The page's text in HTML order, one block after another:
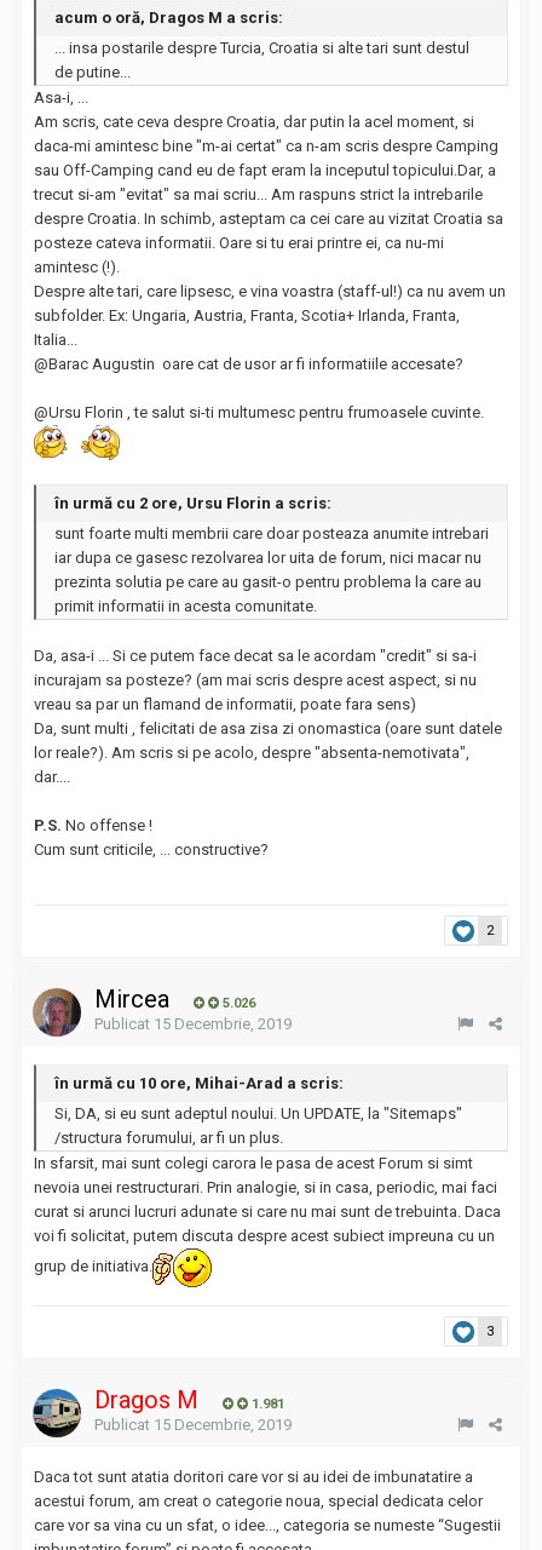
acum o oră, Dragos M a scris:
... insa postarile despre Turcia, Croatia si alte tari sunt destul
de putine...
Asa-i, ...
Am scris, cate ceva despre Croatia, dar putin la acel moment, si
daca-mi amintesc bine "m-ai certat" ca n-am scris despre Camping
sau Off-Camping cand eu de fapt eram la inceputul topicului.Dar, a
trecut si-am "evitat" sa mai scriu... Am raspuns strict la intrebarile
despre Croatia. In schimb, asteptam ca cei care au vizitat Croatia sa
posteze cateva informatii. Oare si tu erai printre ei, ca nu-mi
amintesc (!).
Despre alte tari, care lipsesc, e vina voastra (staff-ul!) ca nu avem un
subfolder. Ex: Ungaria, Austria, Franta, Scotia+ Irlanda, Franta,
Italia...
@Barac Augustin oare cat de usor ar fi informatiile accesate?
@Ursu Florin , te salut si-ti multumesc pentru frumoasele cuvinte.
în urmă cu 2 ore, Ursu Florin a scris:
sunt foarte multi membrii care doar posteaza anumite intrebari
iar dupa ce gasesc rezolvarea lor uita de forum, nici macar nu
prezinta solutia pe care au gasit-o pentru problema la care au
primit informatii in acesta comunitate.
Da, asa-i ... Si ce putem face decat sa le acordam "credit" si sa-i
incurajam sa posteze? (am mai scris despre acest aspect, si nu
vreau sa par un flamand de informatii, poate fara sens)
Da, sunt multi , felicitati de asa zisa zi onomastica (oare sunt datele
lor reale?). Am scris si pe acolo, despre "absenta-nemotivata",
dar....
P.S. No offense !
Cum sunt criticile, ... constructive?
2
Mircea 5.026
Publicat 15 Decembrie, 2019
în urmă cu 10 ore, Mihai-Arad a scris:
Si, DA, si eu sunt adeptul noului. Un UPDATE, la "Sitemaps"
/structura forumului, ar fi un plus.
In sfarsit, mai sunt colegi carora le pasa de acest Forum si simt
nevoia unei restructurari. Prin analogie, si in casa, periodic, mai faci
curat si arunci lucruri adunate si care nu mai sunt de trebuinta. Daca
voi fi solicitat, putem discuta despre acest subiect impreuna cu un
grup de initiativa.
3
Dragos M 1.981
Publicat 15 Decembrie, 2019
Daca tot sunt atatia doritori care vor si au idei de imbunatatire a
acestui forum, am creat o categorie noua, special dedicata celor
care vor sa vina cu un sfat, o idee..., categoria se numeste “Sugestii